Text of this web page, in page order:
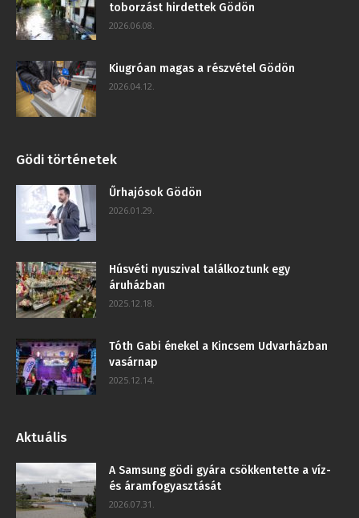
toborzást hirdettek Gödön
2026.06.08.
Kiugróan magas a részvétel Gödön
2026.04.12.
Gödi történetek
Űrhajósok Gödön
2026.01.29.
Húsvéti nyuszival találkoztunk egy
áruházban
2025.12.18.
Tóth Gabi énekel a Kincsem Udvarházban
vasárnap
2025.12.14.
Aktuális
A Samsung gödi gyára csökkentette a víz-
és áramfogyasztását
2026.07.31.